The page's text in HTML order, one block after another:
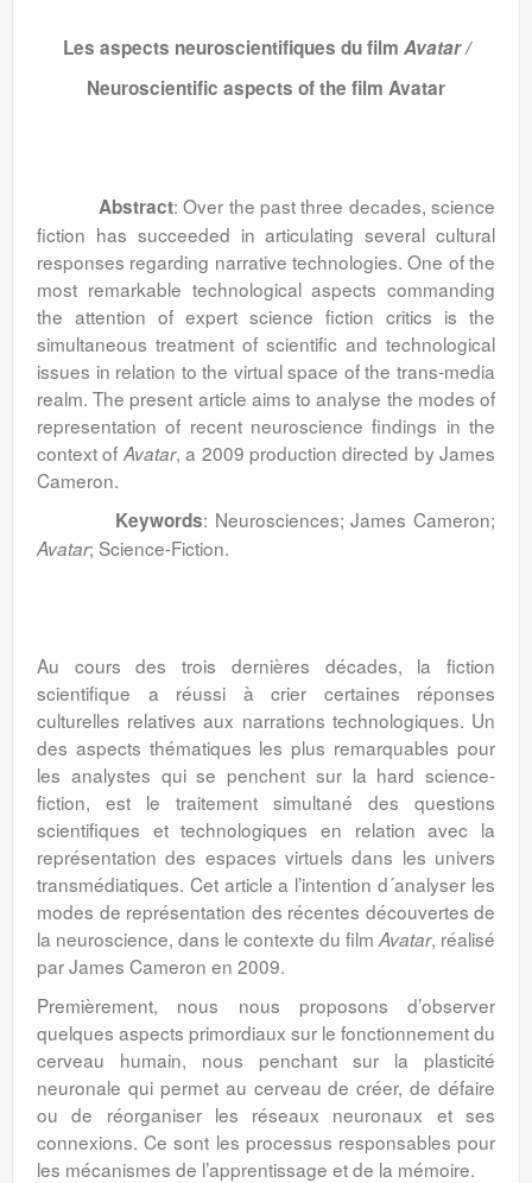
Les aspects neuroscientifiques du film Avatar/
Neuroscientific aspects of the film Avatar
Abstract: Over the past three decades, science
fiction has succeeded in articulating several cultural
responses regarding narrative technologies. One of the
most remarkable technological aspects commanding
the attention of expert science fiction critics is the
simultaneous treatment of scientific and technological
issues in relation to the virtual space of the trans-media
realm. The present article aims to analyse the modes of
representation of recent neuroscience findings in the
context of Avatar, a 2009 production directed by James
Cameron.
Keywords: Neurosciences; James Cameron;
Avatar; Science-Fiction.
Au cours des trois dernières décades, la fiction
scientifique a réussi à crier certaines réponses
culturelles relatives aux narrations technologiques. Un
des aspects thématiques les plus remarquables pour
les analystes qui se penchent sur la hard science-
fiction, est le traitement simultané des questions
scientifiques et technologiques en relation avec la
représentation des espaces virtuels dans les univers
transmédiatiques. Cet article a l’intention d´analyser les
modes de représentation des récentes découvertes de
la neuroscience, dans le contexte du film Avatar, réalisé
par James Cameron en 2009.
Premièrement, nous nous proposons d’observer
quelques aspects primordiaux sur le fonctionnement du
cerveau humain, nous penchant sur la plasticité
neuronale qui permet au cerveau de créer, de défaire
ou de réorganiser les réseaux neuronaux et ses
connexions. Ce sont les processus responsables pour
les mécanismes de l’apprentissage et de la mémoire.